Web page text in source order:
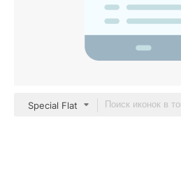
Special Flat